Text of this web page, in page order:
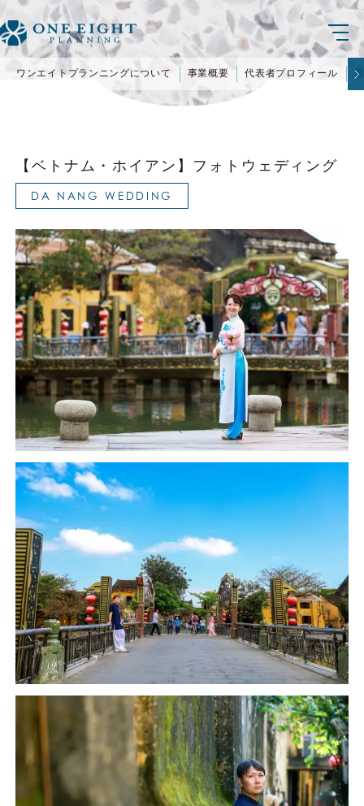
ワンエイトプランニングについて 事業概要 代表者プロフィール
【ベトナム・ホイアン】フォトウェディング
DA NANG WEDDING